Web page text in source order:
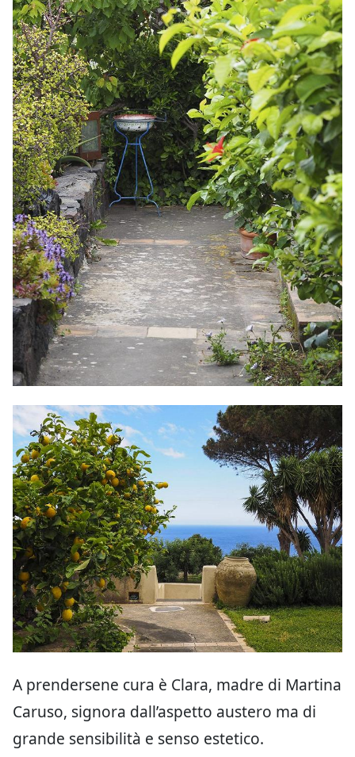
A prendersene cura è Clara, madre di Martina
Caruso, signora dall’aspetto austero ma di
grande sensibilità e senso estetico.